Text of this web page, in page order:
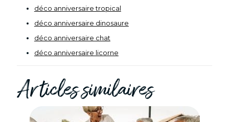
déco anniversaire tropical
déco anniversaire dinosaure
déco anniversaire chat
déco anniversaire licorne
Articles similaires